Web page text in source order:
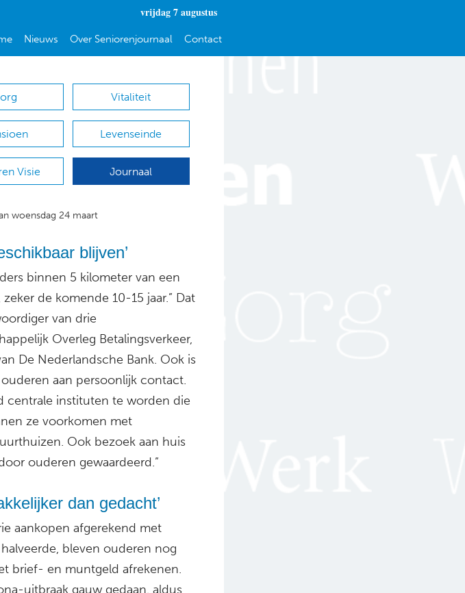
vrijdag 7 augustus
Nieuws Over Seniorenjournaal Contact
Vitaliteit
Levenseinde
Visie Journaal
woensdag 24 maart
blijven’
binnen 5 kilometer van een
de komende 10-15 jaar.” Dat
van drie
Overleg Betalingsverkeer,
De Nederlandsche Bank. Ook is
aan persoonlijk contact.
centrale instituten te worden die
ze voorkomen met
Ook bezoek aan huis
ouderen gewaardeerd.”
dan gedacht’
aankopen afgerekend met
bleven ouderen nog
brief- en muntgeld afrekenen.
uitbraak gauw gedaan, aldus